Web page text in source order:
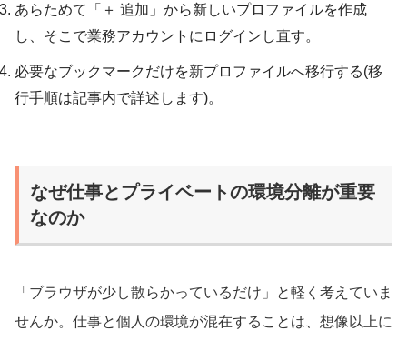
あらためて「＋ 追加」から新しいプロファイルを作成
し、そこで業務アカウントにログインし直す。
必要なブックマークだけを新プロファイルへ移行する(移
行手順は記事内で詳述します)。
なぜ仕事とプライベートの環境分離が重要
なのか
「ブラウザが少し散らかっているだけ」と軽く考えていま
せんか。仕事と個人の環境が混在することは、想像以上に